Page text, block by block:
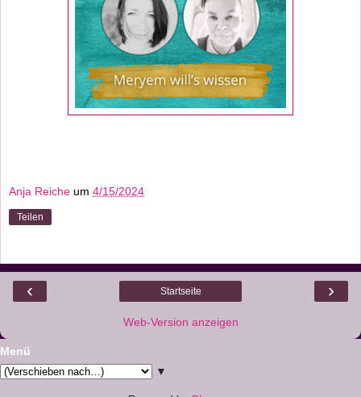
Anja Reiche um 4/15/2024
Teilen
‹ ›
Startseite
Web-Version anzeigen
Menü
▼